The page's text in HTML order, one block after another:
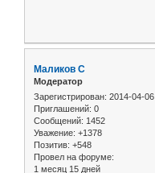
Маликов С
Модератор
Зарегистрирован: 2014-04-06
Приглашений: 0
Сообщений: 1452
Уважение: +1378
Позитив: +548
Провел на форуме:
1 месяц 15 дней